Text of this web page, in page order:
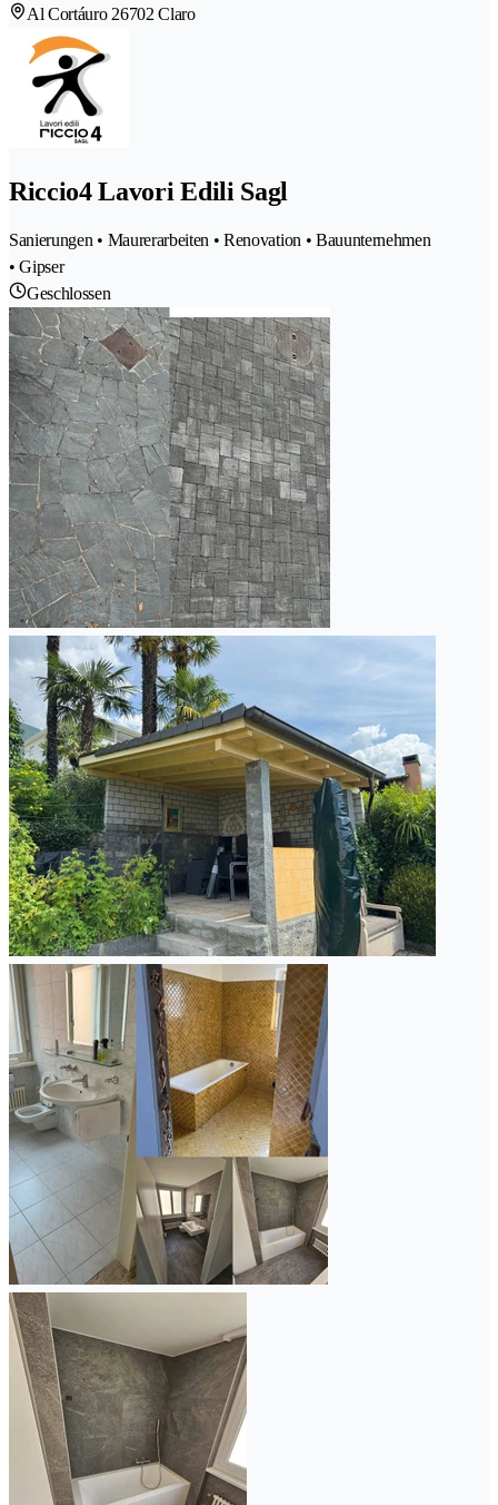
Al Cortáuro 26702 Claro
Riccio4 Lavori Edili Sagl
Sanierungen • Maurerarbeiten • Renovation • Bauunternehmen
• Gipser
Geschlossen